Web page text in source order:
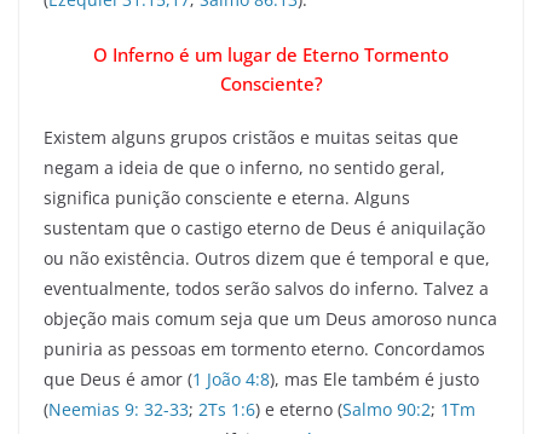
O Inferno é um lugar de Eterno Tormento
Consciente?
Existem alguns grupos cristãos e muitas seitas que
negam a ideia de que o inferno, no sentido geral,
significa punição consciente e eterna. Alguns
sustentam que o castigo eterno de Deus é aniquilação
ou não existência. Outros dizem que é temporal e que,
eventualmente, todos serão salvos do inferno. Talvez a
objeção mais comum seja que um Deus amoroso nunca
puniria as pessoas em tormento eterno. Concordamos
que Deus é amor (1 João 4:8), mas Ele também é justo
(Neemias 9: 32-33; 2Ts 1:6) e eterno (Salmo 90:2; 1Tm